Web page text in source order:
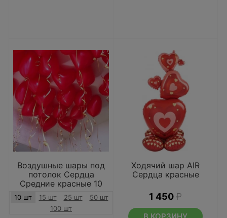
Воздушные шары под
потолок Сердца
Средние красные 10
шт
10 шт 15 шт 25 шт
50 шт
100 шт
Ходячий шар AIR
Сердца красные
1 450 ₽